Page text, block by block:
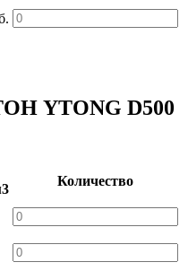
YTONG D500
Количество